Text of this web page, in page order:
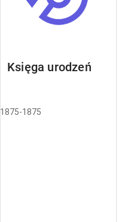
Księga urodzeń
1875-1875